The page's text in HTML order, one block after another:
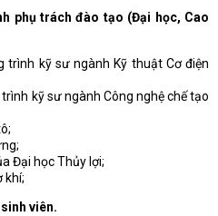
phụ trách đào tạo (Đại học, Cao
trình kỹ sư ngành Kỹ thuật Cơ điện
kỹ sư ngành Công nghệ chế tạo
Đại học Thủy lợi;
khí;
viên.